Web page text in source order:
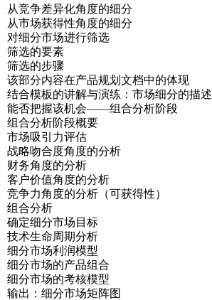
从竞争差异化角度的细分
从市场获得性角度的细分
对细分市场进行筛选
筛选的要素
筛选的步骤
该部分内容在产品规划文档中的体现
结合模板的讲解与演练：市场细分的描述
能否把握该机会——组合分析阶段
组合分析阶段概要
市场吸引力评估
战略吻合度角度的分析
财务角度的分析
客户价值角度的分析
竞争力角度的分析（可获得性）
组合分析
确定细分市场目标
技术生命周期分析
细分市场利润模型
细分市场的产品组合
细分市场的考核模型
输出：细分市场矩阵图